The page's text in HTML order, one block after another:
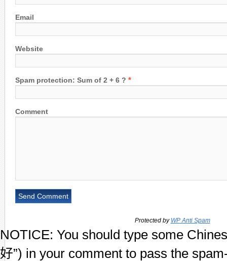
Email
Website
Spam protection: Sum of 2 + 6 ? *
Comment
Protected by WP Anti Spam
NOTICE: You should type some
好”) in your comment to pass the